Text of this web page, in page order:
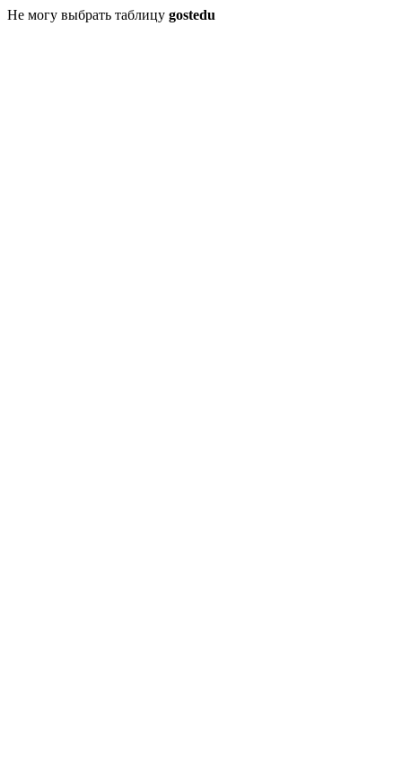
Не могу выбрать таблицу gostedu